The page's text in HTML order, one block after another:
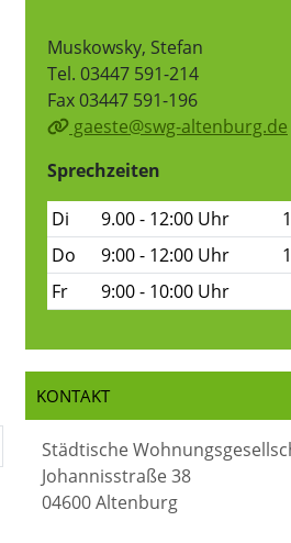
Muskowsky, Stefan
Tel. 03447 591-214
Fax 03447 591-196
gaeste@swg-altenburg.de
Sprechzeiten
Di
9.00 - 12:00 Uhr
Do
9:00 - 12:00 Uhr
Fr
9:00 - 10:00 Uhr
KONTAKT
Städtische
Johannisstraße 38
04600 Altenburg